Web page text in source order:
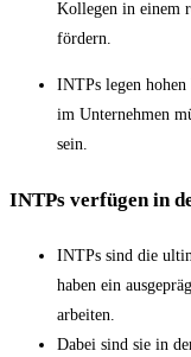
Kollegen in einem
fördern.
INTPs legen
im Unternehmen
sein.
INTPs verfügen in
INTPs sind die
haben ein
arbeiten.
Dabei sind sie in